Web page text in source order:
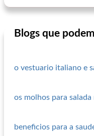
Blogs que
o vestuario italiano e
os molhos para salada
beneficios para a